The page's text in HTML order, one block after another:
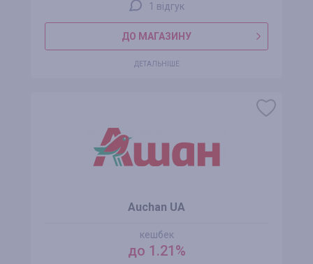
1 відгук
ДО МАГАЗИНУ
ДЕТАЛЬНІШЕ
Auchan UA
кешбек
до 1.21%